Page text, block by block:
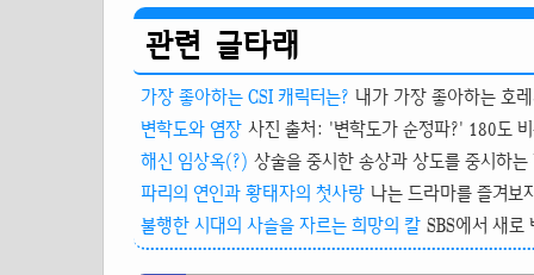
관련 글타래
가장 좋아하는 CSI 캐릭터는? 내가 가장 좋아하는 호
변학도와 염장 사진 출처: '변학도가 순정파?' 180도
해신 임상옥(?) 상술을 중시한 송상과 상도를 중시하
파리의 연인과 황태자의 첫사랑 나는 드라마를 즐겨보
불행한 시대의 사슬을 자르는 희망의 칼 SBS에서 새로